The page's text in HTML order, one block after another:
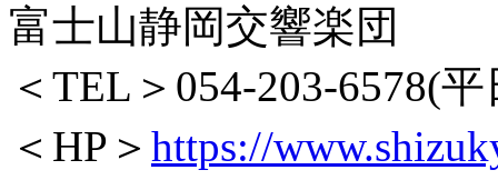
富士山静岡交響楽団
＜TEL＞054-203-6578(
＜HP＞ https://